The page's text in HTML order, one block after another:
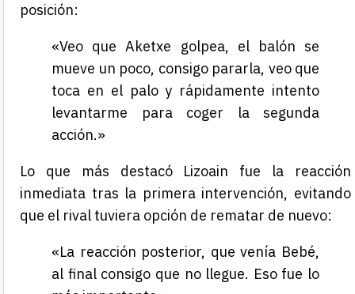
posición:
«Veo que Aketxe golpea, el balón se
mueve un poco, consigo pararla, veo que
toca en el palo y rápidamente intento
levantarme para coger la segunda
acción.»
Lo que más destacó Lizoain fue la reacción
inmediata tras la primera intervención, evitando
que el rival tuviera opción de rematar de nuevo:
«La reacción posterior, que venía Bebé,
al final consigo que no llegue. Eso fue lo